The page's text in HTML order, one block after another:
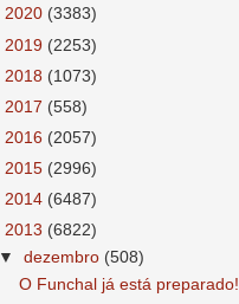
2020 (3383)
2019 (2253)
2018 (1073)
2017 (558)
2016 (2057)
2015 (2996)
2014 (6487)
2013 (6822)
▼dezembro (508)
O Funchal já está preparado!